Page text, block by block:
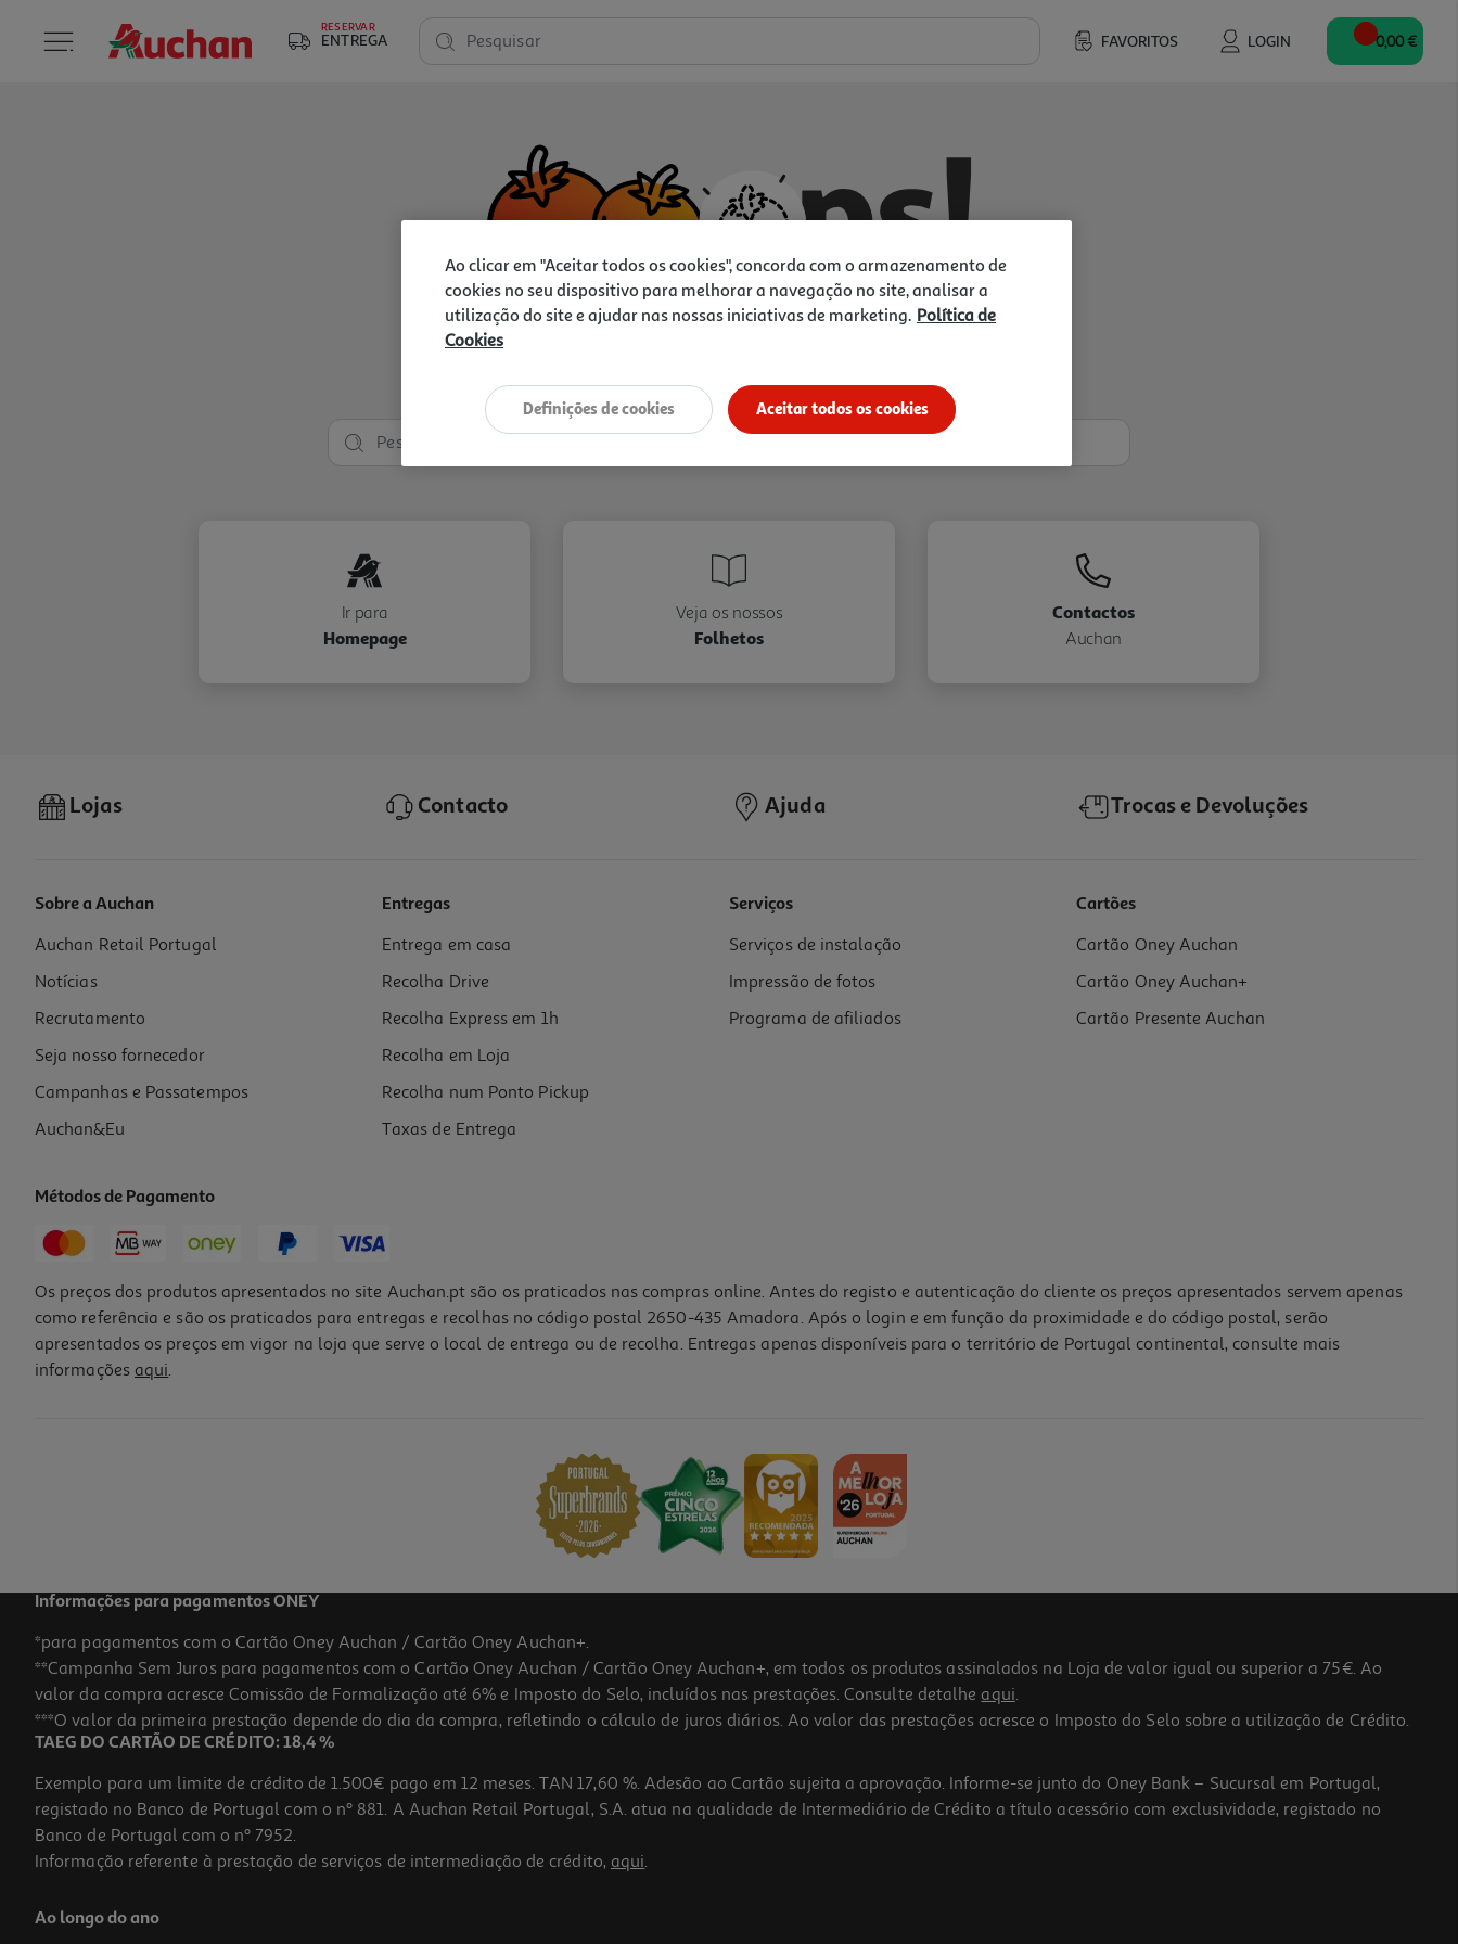
RESERVAR
ENTREGA FAVORITOS LOGIN
Pesquisar 0,00 €
Vamos tentar de novo?
Ir para
Homepage
Veja os nossos
Folhetos
Contactos
Auchan
Lojas Contacto Ajuda Trocas e Devoluções
Sobre a Auchan
Auchan Retail Portugal
Notícias
Recrutamento
Seja nosso fornecedor
Campanhas e Passatempos
Auchan&Eu
Entregas
Entrega em casa
Recolha Drive
Recolha Express em 1h
Recolha em Loja
Recolha num Ponto Pickup
Taxas de Entrega
Serviços
Serviços de instalação
Impressão de fotos
Programa de afiliados
Cartões
Cartão Oney Auchan
Cartão Oney Auchan+
Cartão Presente Auchan
Métodos de Pagamento
Os preços dos produtos apresentados no site Auchan.pt são os praticados nas compras online. Antes do registo e autenticação do cliente os preços apresentados servem apenas
como referência e são os praticados para entregas e recolhas no código postal 2650-435 Amadora. Após o login e em função da proximidade e do código postal, serão
apresentados os preços em vigor na loja que serve o local de entrega ou de recolha. Entregas apenas disponíveis para o território de Portugal continental, consulte mais
informações aqui.
Informações para pagamentos ONEY
*para pagamentos com o Cartão Oney Auchan / Cartão Oney Auchan+.
**Campanha Sem Juros para pagamentos com o Cartão Oney Auchan / Cartão Oney Auchan+, em todos os produtos assinalados na Loja de valor igual ou superior a 75€. Ao
valor da compra acresce Comissão de Formalização até 6% e Imposto do Selo, incluídos nas prestações. Consulte detalhe aqui.
***O valor da primeira prestação depende do dia da compra, refletindo o cálculo de juros diários. Ao valor das prestações acresce o Imposto do Selo sobre a utilização de Crédito.
TAEG DO CARTÃO DE CRÉDITO: 18,4 %
Exemplo para um limite de crédito de 1.500€ pago em 12 meses. TAN 17,60 %. Adesão ao Cartão sujeita a aprovação. Informe-se junto do Oney Bank – Sucursal em Portugal,
registado no Banco de Portugal com o nº 881. A Auchan Retail Portugal, S.A. atua na qualidade de Intermediário de Crédito a título acessório com exclusividade, registado no
Banco de Portugal com o nº 7952.
Informação referente à prestação de serviços de intermediação de crédito, aqui.
Ao longo do ano
Ao clicar em "Aceitar todos os cookies", concorda com o armazenamento de
cookies no seu dispositivo para melhorar a navegação no site, analisar a
utilização do site e ajudar nas nossas iniciativas de marketing. Política de
Cookies
Aceitar todos os cookies
Definições de cookies